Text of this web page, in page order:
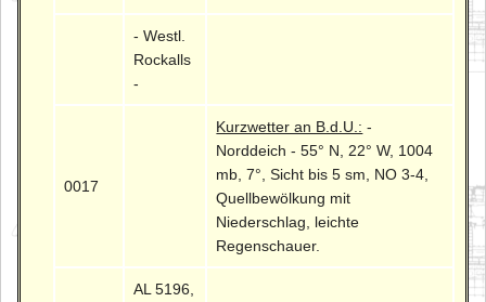
- Westl.
Rockalls
-
0017
Kurzwetter an B.d.U.: -
Norddeich - 55° N, 22° W, 1004
mb, 7°, Sicht bis 5 sm, NO 3-4,
Quellbewölkung mit
Niederschlag, leichte
Regenschauer.
AL 5196,